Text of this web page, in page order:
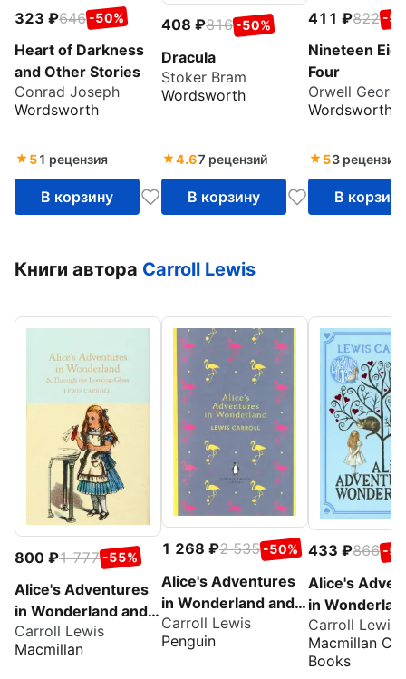
323 646 -50%
Heart of Darkness
and Other Stories
Conrad Joseph
Wordsworth
51 рецензия
В корзину
408 816 -50%
Dracula
Stoker Bram
Wordsworth
4.67 рецензий
В корзину
411 822 -
Nineteen
Four
Orwell George
Wordsworth
53 рецензии
В корзину
Книги автора Carroll Lewis
800 1 777 -55%
Alice's Adventures
in Wonderland and
Through the
Looking-Glass and
Carroll Lewis
Macmillan
1 268 2 535 -50%
Alice's Adventures
in Wonderland and
Through the
Looking Glass
Carroll Lewis
Penguin
433 866 -
Alice's
in
Carroll Lewis
Macmillan
Books